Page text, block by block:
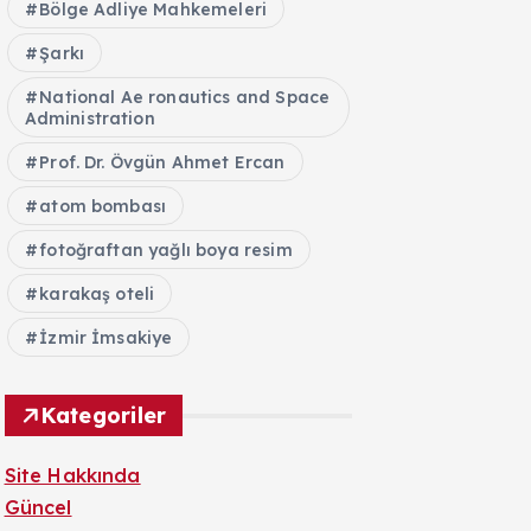
Bölge Adliye Mahkemeleri
Şarkı
National Ae ronautics and Space
Administration
Prof. Dr. Övgün Ahmet Ercan
atom bombası
fotoğraftan yağlı boya resim
karakaş oteli
İzmir İmsakiye
Kategoriler
Site Hakkında
Güncel